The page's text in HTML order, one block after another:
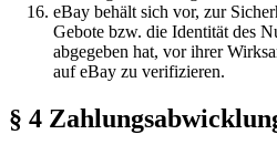
eBay behält sich vor, zur
Gebote bzw. die Identität des
abgegeben hat, vor ihrer
auf eBay zu verifizieren.
§ 4